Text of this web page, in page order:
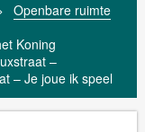
Openbare ruimte
Koning
–
– Je joue ik speel